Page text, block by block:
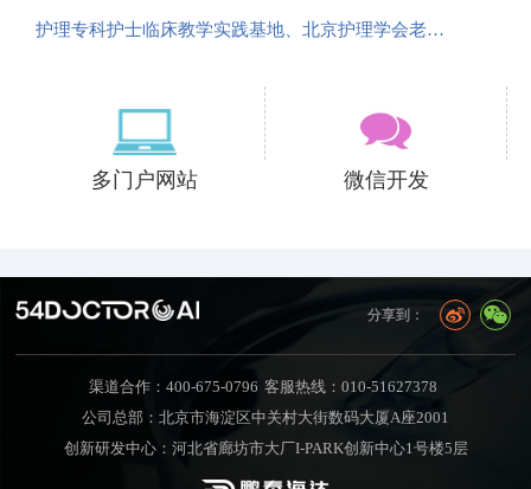
护理专科护士临床教学实践基地、北京护理学会老…
多门户网站 微信开发
分享到：
渠道合作：400-675-0796 客服热线：010-51627378
公司总部：北京市海淀区中关村大街数码大厦A座2001
创新研发中心：河北省廊坊市大厂I-PARK创新中心1号楼5层